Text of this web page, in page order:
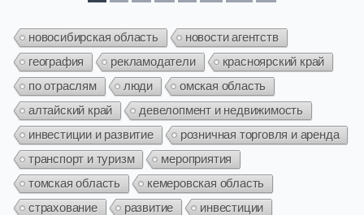
новосибирская область
новости агентств
география
рекламодатели
красноярский край
по отраслям
люди
омская область
алтайский край
девелопмент и недвижимость
инвестиции и развитие
розничная торговля и аренда
транспорт и туризм
мероприятия
томская область
кемеровская область
страхование
развитие
инвестиции